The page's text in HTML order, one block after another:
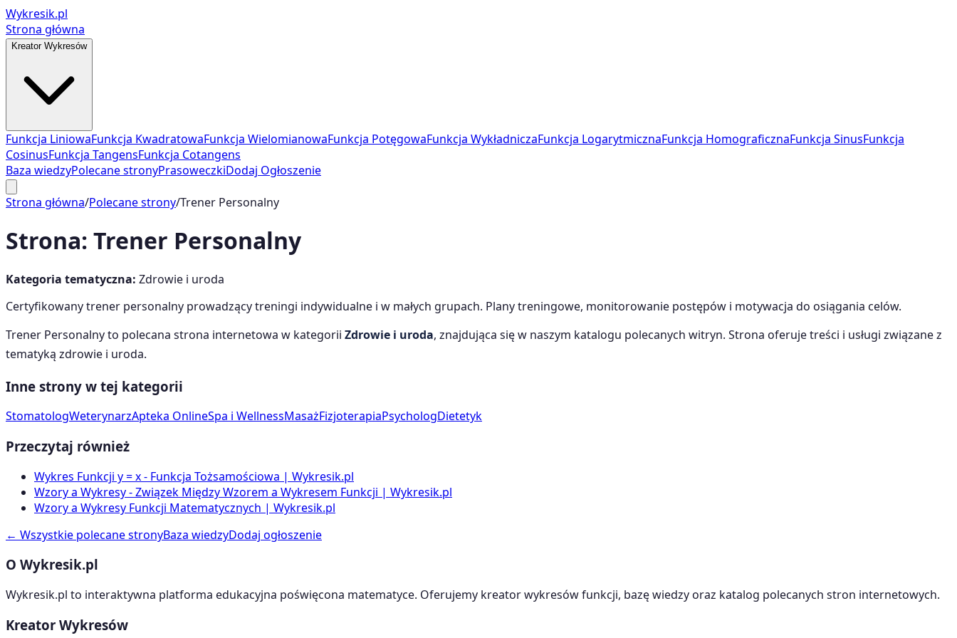
Wykresik.pl
Strona główna
Kreator Wykresów
Funkcja LiniowaFunkcja KwadratowaFunkcja WielomianowaFunkcja PotęgowaFunkcja WykładniczaFunkcja LogarytmicznaFunkcja HomograficznaFunkcja SinusFunkcja
CosinusFunkcja TangensFunkcja Cotangens
Baza wiedzyPolecane stronyPrasoweczkiDodaj Ogłoszenie
Strona główna/Polecane strony/Trener Personalny
Strona: Trener Personalny
Kategoria tematyczna: Zdrowie i uroda
Certyfikowany trener personalny prowadzący treningi indywidualne i w małych grupach. Plany treningowe, monitorowanie postępów i motywacja do osiągania celów.
Trener Personalnyto polecana strona internetowa w kategorii Zdrowie i uroda, znajdująca się w naszym katalogu polecanych witryn. Strona oferuje treści i usługi związane z
tematyką zdrowie i uroda.
Inne strony w tej kategorii
StomatologWeterynarzApteka OnlineSpa i WellnessMasażFizjoterapiaPsychologDietetyk
Przeczytaj również
Wykres Funkcji y = x - Funkcja Tożsamościowa | Wykresik.pl
Wzory a Wykresy - Związek Między Wzorem a Wykresem Funkcji | Wykresik.pl
Wzory a Wykresy Funkcji Matematycznych | Wykresik.pl
← Wszystkie polecane stronyBaza wiedzyDodaj ogłoszenie
O Wykresik.pl
Wykresik.pl to interaktywna platforma edukacyjna poświęcona matematyce. Oferujemy kreator wykresów funkcji, bazę wiedzy oraz katalog polecanych stron internetowych.
Kreator Wykresów